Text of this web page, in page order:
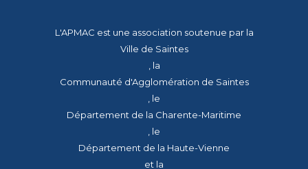
L'APMAC est une association soutenue par la
Ville de Saintes
, la
Communauté d'Agglomération de Saintes
, le
Département de la Charente-Maritime
, le
Département de la Haute-Vienne
et la